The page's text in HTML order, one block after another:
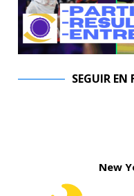
SEGUIR EN
New